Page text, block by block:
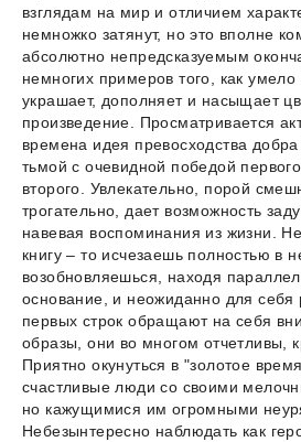
взглядам на мир и отличием
немножко затянут, но это вполне
абсолютно непредсказуемым
немногих примеров того, как
украшает, дополняет и насыщает
произведение. Просматривается
времена идея превосходства
тьмой с очевидной победой
второго. Увлекательно, порой
трогательно, дает возможность
навевая воспоминания из жизни.
книгу – то исчезаешь полностью в
возобновляешься, находя
основание, и неожиданно для
первых строк обращают на себя
образы, они во многом отчетливы,
Приятно окунуться в "золотое
счастливые люди со своими
но кажущимися им огромными
Небезынтересно наблюдать как